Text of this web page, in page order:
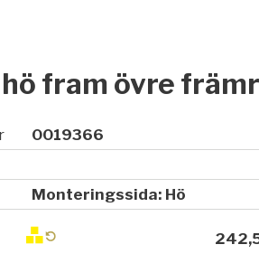
fram övre främr
0019366
Monteringssida: Hö